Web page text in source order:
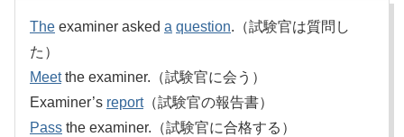
The examiner asked a question.（試験官は質問し
た）
Meetthe examiner.（試験官に会う）
Examiner’s report（試験官の報告書）
Pass the examiner.（試験官に合格する）